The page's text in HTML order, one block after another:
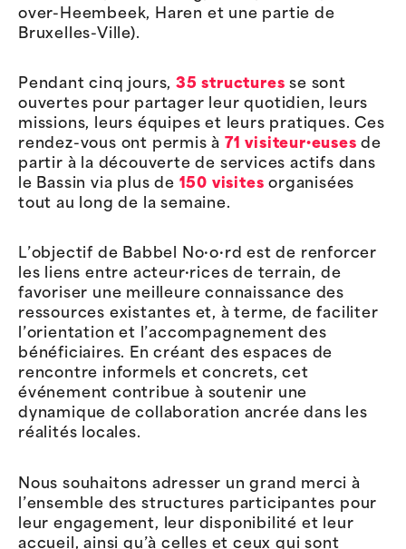
over-Heembeek, Haren et une partie de
Bruxelles-Ville).
Pendant cinq jours, 35 structures se sont
ouvertes pour partager leur quotidien, leurs
missions, leurs équipes et leurs pratiques. Ces
rendez-vous ont permis à 71 visiteur·euses de
partir à la découverte de services actifs dans
le Bassin via plus de 150 visites organisées
tout au long de la semaine.
L’objectif de Babbel No·o·rd est de renforcer
les liens entre acteur·rices de terrain, de
favoriser une meilleure connaissance des
ressources existantes et, à terme, de faciliter
l’orientation et l’accompagnement des
bénéficiaires. En créant des espaces de
rencontre informels et concrets, cet
événement contribue à soutenir une
dynamique de collaboration ancrée dans les
réalités locales.
Nous souhaitons adresser un grand merci à
l’ensemble des structures participantes pour
leur engagement, leur disponibilité et leur
accueil, ainsi qu’à celles et ceux qui sont